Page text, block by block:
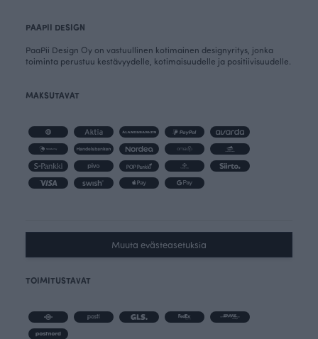
PAAPII DESIGN
PaaPii Design Oy on vastuullinen kotimainen designyritys, jonka
toiminta perustuu kestävyydelle, kotimaisuudelle ja positiivisuudelle.
MAKSUTAVAT
Muuta evästeasetuksia
TOIMITUSTAVAT